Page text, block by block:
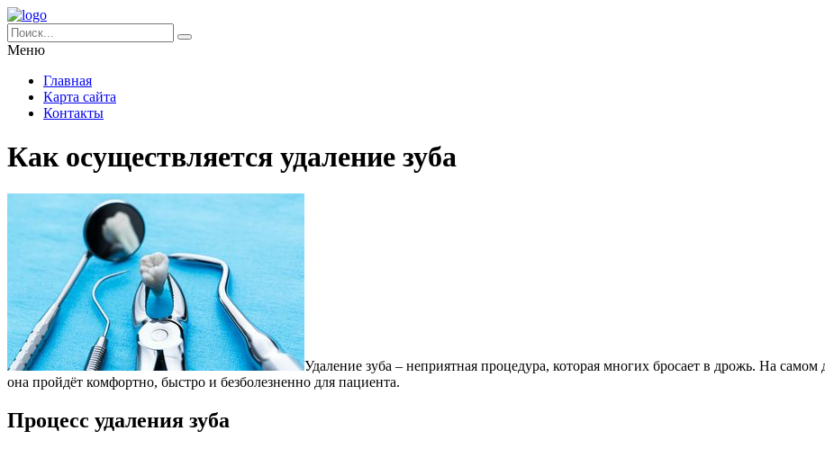
Меню
Главная
Карта сайта
Контакты
Как осуществляется удаление зуба
Удаление зуба – неприятная процедура, которая многих бросает в дрожь. На самом
она пройдёт комфортно, быстро и безболезненно для пациента.
Процесс удаления зуба